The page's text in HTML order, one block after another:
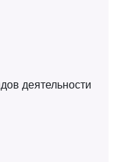
деятельности